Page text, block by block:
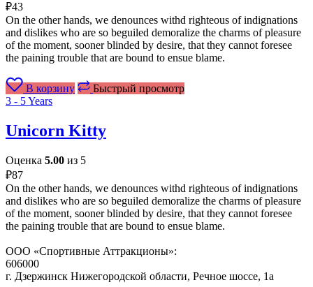
₽43
On the other hands, we denounces withd righteous of indignations
and dislikes who are so beguiled demoralize the charms of pleasure
of the moment, sooner blinded by desire, that they cannot foresee
the paining trouble that are bound to ensue blame.
В корзину
Быстрый просмотр
3 - 5 Years
Unicorn Kitty
Оценка 5.00 из 5
₽87
On the other hands, we denounces withd righteous of indignations
and dislikes who are so beguiled demoralize the charms of pleasure
of the moment, sooner blinded by desire, that they cannot foresee
the paining trouble that are bound to ensue blame.
ООО «Спортивные Аттракционы»:
606000
г. Дзержинск Нижегородской области, Речное шоссе, 1а